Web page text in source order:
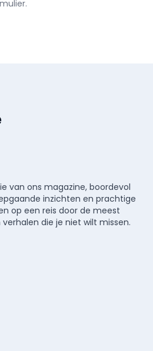
van ons magazine, boordevol
inzichten en prachtige
op een reis door de meest
die je niet wilt missen.